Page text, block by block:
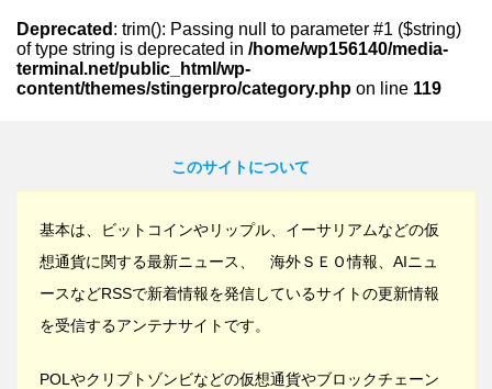
Deprecated : trim(): Passing null to parameter #1 ($string)
of type string is deprecated in /home/wp156140/media-
terminal.net/public_html/wp-
content/themes/stingerpro/category.php on line 119
このサイトについて
基本は、ビットコインやリップル、イーサリアムなどの仮
想通貨に関する最新ニュース、 海外ＳＥＯ情報、AIニュ
ースなどRSSで新着情報を発信しているサイトの更新情報
を受信するアンテナサイトです。
POLやクリプトゾンビなどの仮想通貨やブロックチェーン